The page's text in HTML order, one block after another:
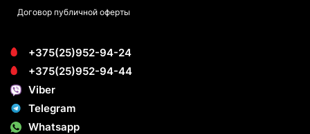
Договор публичной оферты
+375(25)952-94-24
+375(25)952-94-44
Viber
Telegram
Whatsapp